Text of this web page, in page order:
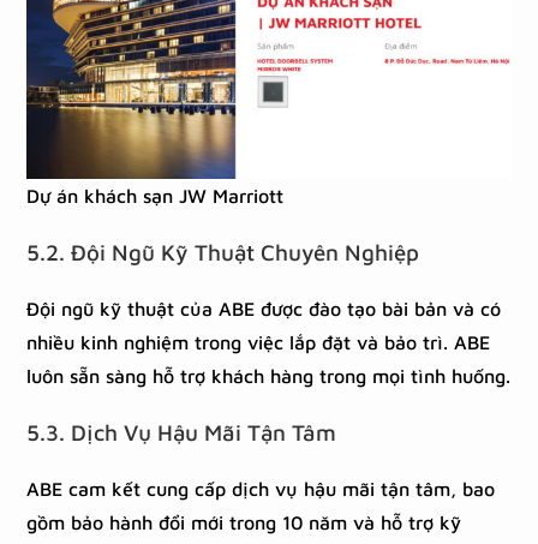
Dự án khách sạn JW Marriott
5.2. Đội Ngũ Kỹ Thuật Chuyên Nghiệp
Đội ngũ kỹ thuật của ABE được đào tạo bài bản và có
nhiều kinh nghiệm trong việc lắp đặt và bảo trì. ABE
luôn sẵn sàng hỗ trợ khách hàng trong mọi tình huống.
5.3. Dịch Vụ Hậu Mãi Tận Tâm
ABE cam kết cung cấp dịch vụ hậu mãi tận tâm, bao
gồm bảo hành đổi mới trong 10 năm và hỗ trợ kỹ